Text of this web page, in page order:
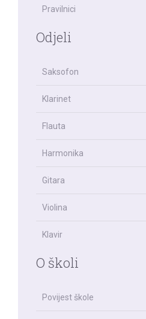
Pravilnici
Odjeli
Saksofon
Klarinet
Flauta
Harmonika
Gitara
Violina
Klavir
O školi
Povijest škole